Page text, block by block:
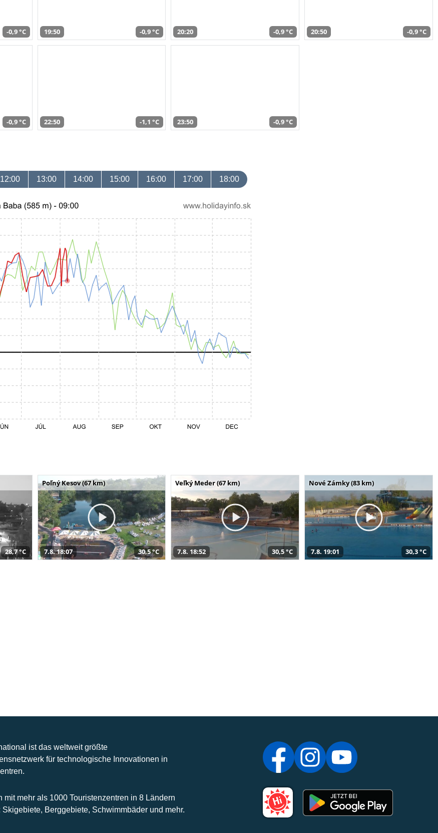
-0,9 °C 19:50 -0,9 °C 20:20 -0,9 °C 20:50 -0,9 °C
-0,9 °C 22:50 -1,1 °C 23:50 -0,9 °C
12:00 13:00 14:00 15:00 16:00 17:00 18:00
28,7 °C
Poľný Kesov (67 km)
7.8. 18:07 30,5 °C
Veľký Meder (67 km)
7.8. 18:52 30,5 °C
Nové Zámky (83 km)
7.8. 19:01 30,3 °C
ist das weltweit größte
für technologische Innovationen in
mit mehr als 1000 Touristenzentren in 8 Ländern
Skigebiete, Berggebiete, Schwimmbäder und mehr.